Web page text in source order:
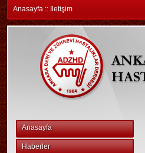
Anasayfa :: İletişim
Anasayfa
Haberler